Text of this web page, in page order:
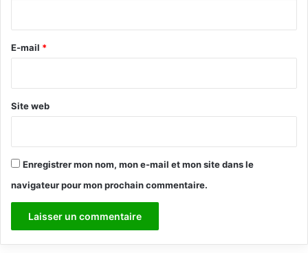
e
E-mail *
Site web
Enregistrer mon nom, mon e-mail et mon site dans le
navigateur pour mon prochain commentaire.